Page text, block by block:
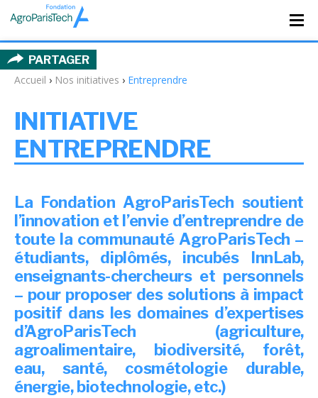
PARTAGER
Accueil › Nos initiatives › Entreprendre
INITIATIVE
ENTREPRENDRE
La Fondation AgroParisTech soutient
l’innovation et l’envie d’entreprendre de
toute la communauté AgroParisTech –
étudiants, diplômés, incubés InnLab,
enseignants-chercheurs et personnels
– pour proposer des solutions à impact
positif dans les domaines d’expertises
d’AgroParisTech (agriculture,
agroalimentaire, biodiversité, forêt,
eau, santé, cosmétologie durable,
énergie, biotechnologie, etc.)